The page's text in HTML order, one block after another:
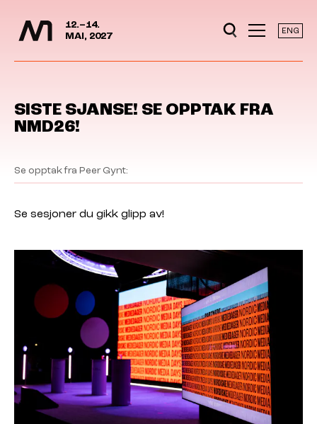
Hopp til hovedinnhold
12.–14.
MAI, 2027
ENG
SISTE SJANSE! SE OPPTAK FRA
NMD26!
Se opptak fra Peer Gynt:
Se sesjoner du gikk glipp av!